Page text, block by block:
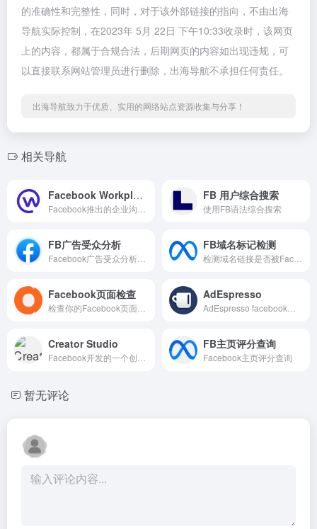
的准确性和完整性，同时，对于该外部链接的指向，不由出海
导航实际控制，在2023年 5月 22日 下午10:33收录时，该网页
上的内容，都属于合规合法，后期网页的内容如出现违规，可
以直接联系网站管理员进行删除，出海导航不承担任何责任。
出海导航致力于优质、实用的网络站点资源收集与分享！
相关导航
Facebook Workplace FB 用户综合搜索
使用FB语法综合搜索
FB广告受众分析 FB域名标记检测
Facebook页面检查 AdEspresso
Creator Studio FB主页评分查询
Facebook主页评分查询
暂无评论